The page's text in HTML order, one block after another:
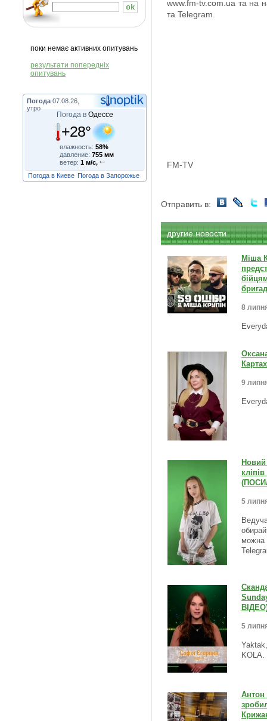
поки немає активних опитувань
результати попередніх
опитувань
Погода 07.08.26,
утро
Погода в Одессе
+28°
влажность: 58%
давление: 755 мм
ветер: 1 м/с,
Погода в Киеве Погода в Запорожье
www.fm-tv.com.ua та на
та Telegram.
FM-TV
Отправить в:
другие новости
Міша
8
9
Новий
5
можна
5
KOLA.
Антон